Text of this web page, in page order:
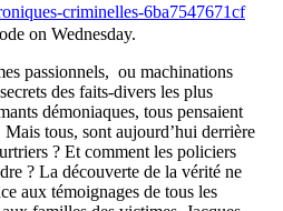
criminelles-6ba7547671cf
on Wednesday.
passionnels, ou machinations
des faits-divers les plus
démoniaques, tous pensaient
tous, sont aujourd’hui derrière
? Et comment les policiers
? La découverte de la vérité ne
aux témoignages de tous les